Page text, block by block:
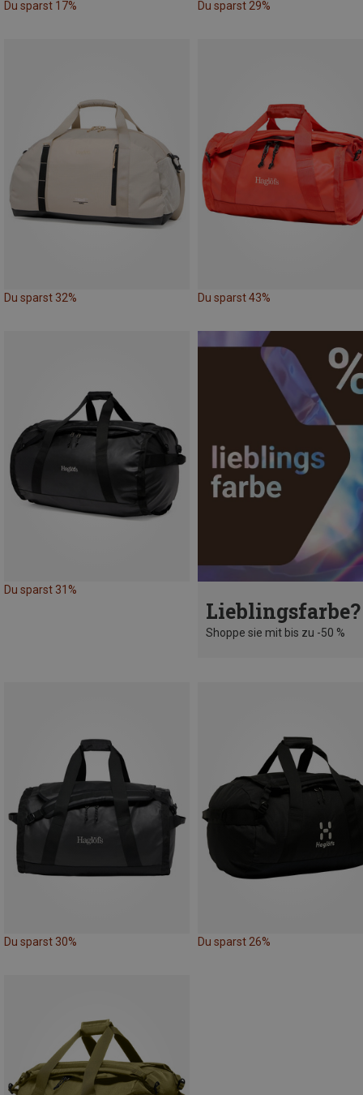
Du sparst 17% Du sparst 29%
Du sparst 32% Du sparst 43%
Du sparst 31%
Lieblingsfarbe?
Shoppe sie mit bis zu -50 %
Du sparst 30% Du sparst 26%